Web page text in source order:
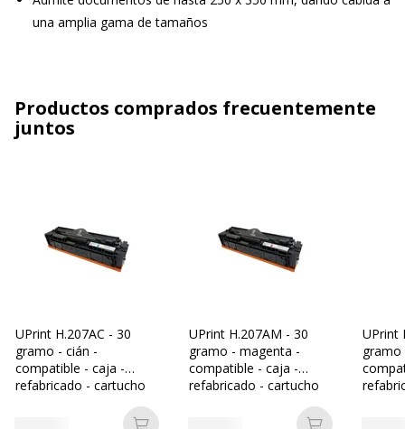
una amplia gama de tamaños
Productos comprados frecuentemente
juntos
UPrint H.207AC - 30
gramo - cián -
compatible - caja -
refabricado - cartucho
UPrint H.207AM - 30
gramo - magenta -
compatible - caja -
refabricado - cartucho
UPrint
gramo